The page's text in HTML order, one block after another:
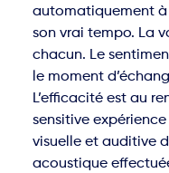
automatiquement à
son vrai tempo. La
chacun. Le
le moment
L’efficacité est au
sensitive expérience
visuelle et auditive
acoustique